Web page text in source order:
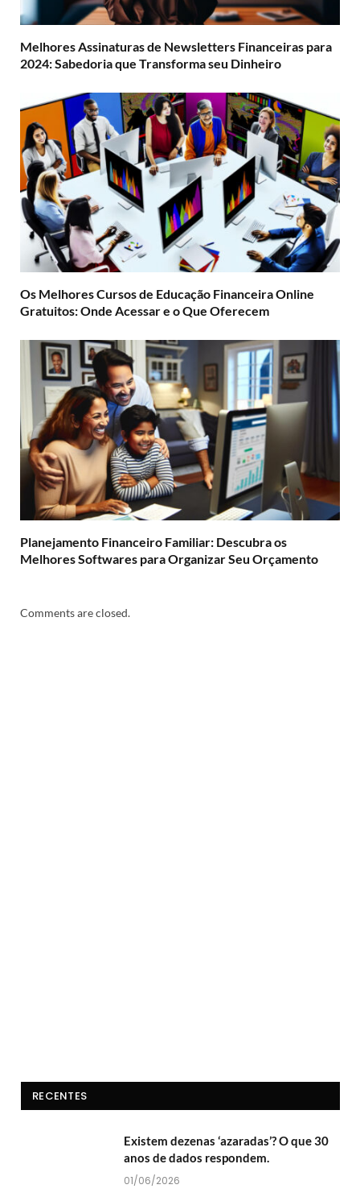
Melhores Assinaturas de Newsletters Financeiras para
2024: Sabedoria que Transforma seu Dinheiro
Os Melhores Cursos de Educação Financeira Online
Gratuitos: Onde Acessar e o Que Oferecem
Planejamento Financeiro Familiar: Descubra os
Melhores Softwares para Organizar Seu Orçamento
Comments are closed.
RECENTES
Existem dezenas ‘azaradas’? O que 30
anos de dados respondem.
01/06/2026